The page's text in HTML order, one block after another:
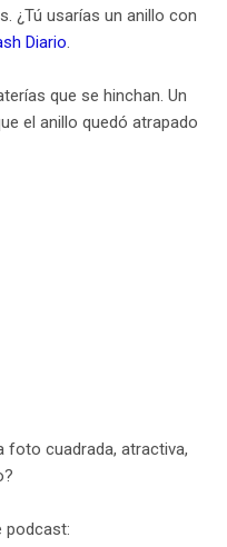
¿Tú usarías un anillo con
Diario.
que se hinchan. Un
el anillo quedó atrapado
foto cuadrada, atractiva,
podcast: